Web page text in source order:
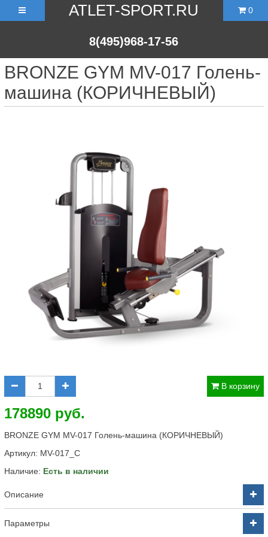
ATLET-SPORT.RU
8(495)968-17-56
0
BRONZE GYM MV-017 Голень-
машина (КОРИЧНЕВЫЙ)
В корзину
178890 руб.
BRONZE GYM MV-017 Голень-машина (КОРИЧНЕВЫЙ)
Артикул: MV-017_C
Наличие: Есть в наличии
Описание
Параметры